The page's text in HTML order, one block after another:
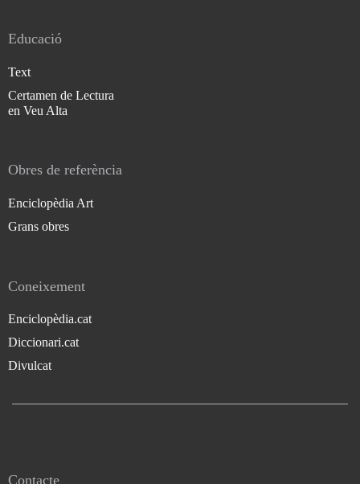
Educació
Text
Certamen de Lectura
en Veu Alta
Obres de referència
Enciclopèdia Art
Grans obres
Coneixement
Enciclopèdia.cat
Diccionari.cat
Divulcat
Contacte